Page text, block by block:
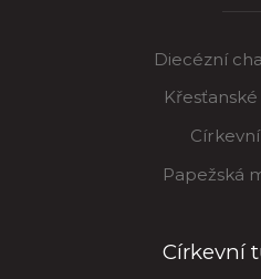
Diecézní
Papežská
Církevní